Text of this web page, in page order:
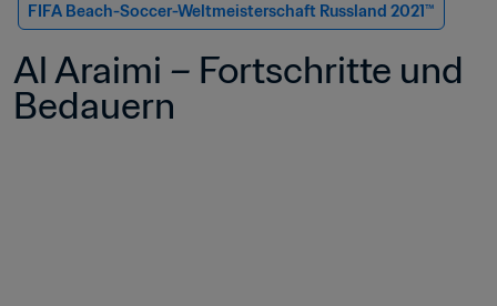
FIFA Beach-Soccer-Weltmeisterschaft Russland 2021™
Al Araimi – Fortschritte und
Bedauern